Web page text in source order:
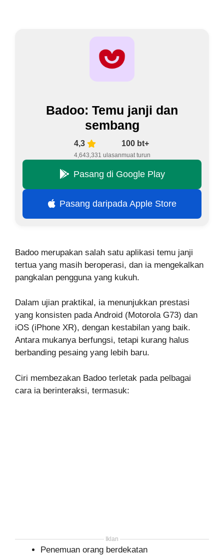
Badoo: Temu janji dan
sembang
4,3
4,643,331 ulasan
100 bt+
muat turun
Pasang di Google Play
Pasang daripada Apple Store
Badoo merupakan salah satu aplikasi temu janji
tertua yang masih beroperasi, dan ia mengekalkan
pangkalan pengguna yang kukuh.
Dalam ujian praktikal, ia menunjukkan prestasi
yang konsisten pada Android (Motorola G73) dan
iOS (iPhone XR), dengan kestabilan yang baik.
Antara mukanya berfungsi, tetapi kurang halus
berbanding pesaing yang lebih baru.
Ciri membezakan Badoo terletak pada pelbagai
cara ia berinteraksi, termasuk:
Iklan
Penemuan orang berdekatan